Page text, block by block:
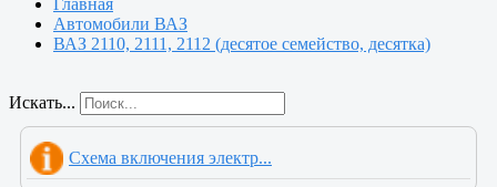
Автомобили ВАЗ
ВАЗ 2110, 2111, 2112 (десятое семейство, десятка)
Искать...
Схема включения электр...